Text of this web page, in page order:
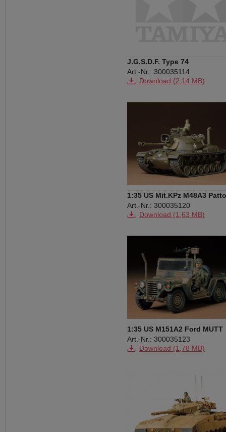
J.G.S.D.F. Type 74
Art.-Nr.: 300035114
Download (2,14 MB)
1:35 US Mit.KPz M48A3
(2)
Art.-Nr.: 300035120
Download (1,63 MB)
1:35 US M151A2 Ford MUTT
Geländew.(1)
Art.-Nr.: 300035123
Download (1,78 MB)